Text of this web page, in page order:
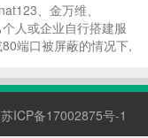
、金万维、
人或企业自行搭建服
端口被屏蔽的情况下,
当前主流应用的差
苏ICP备17002875号-1